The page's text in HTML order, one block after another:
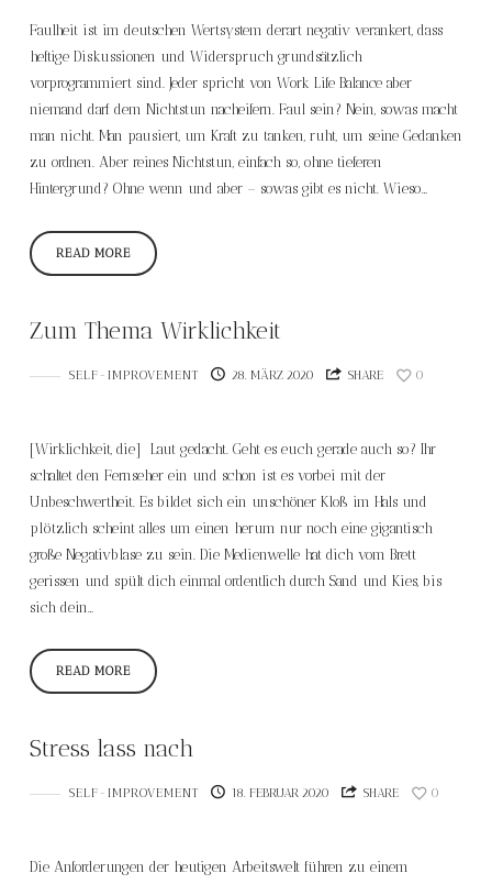
Faulheit ist im deutschen Wertsystem derart negativ verankert, dass
heftige Diskussionen und Widerspruch grundsätzlich
vorprogrammiert sind. Jeder spricht von Work Life Balance aber
niemand darf dem Nichtstun nacheifern. Faul sein? Nein, sowas macht
man nicht. Man pausiert, um Kraft zu tanken, ruht, um seine Gedanken
zu ordnen. Aber reines Nichtstun, einfach so, ohne tieferen
Hintergrund? Ohne wenn und aber – sowas gibt es nicht. Wieso…
READ MORE
Zum Thema Wirklichkeit
SELF-IMPROVEMENT 28. MÄRZ 2020 SHARE 0
[Wirklichkeit, die] Laut gedacht. Geht es euch gerade auch so? Ihr
schaltet den Fernseher ein und schon ist es vorbei mit der
Unbeschwertheit. Es bildet sich ein unschöner Kloß im Hals und
plötzlich scheint alles um einen herum nur noch eine gigantisch
große Negativblase zu sein. Die Medienwelle hat dich vom Brett
gerissen und spült dich einmal ordentlich durch Sand und Kies, bis
sich dein…
READ MORE
Stress lass nach
SELF-IMPROVEMENT 18. FEBRUAR 2020 SHARE 0
Die Anforderungen der heutigen Arbeitswelt führen zu einem